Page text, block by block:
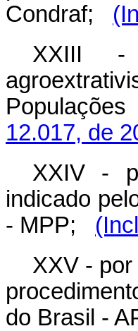
Condraf;
XXIII -
12.017, de
XXIV -
indicado
- MPP;
XXV -
do Brasil -